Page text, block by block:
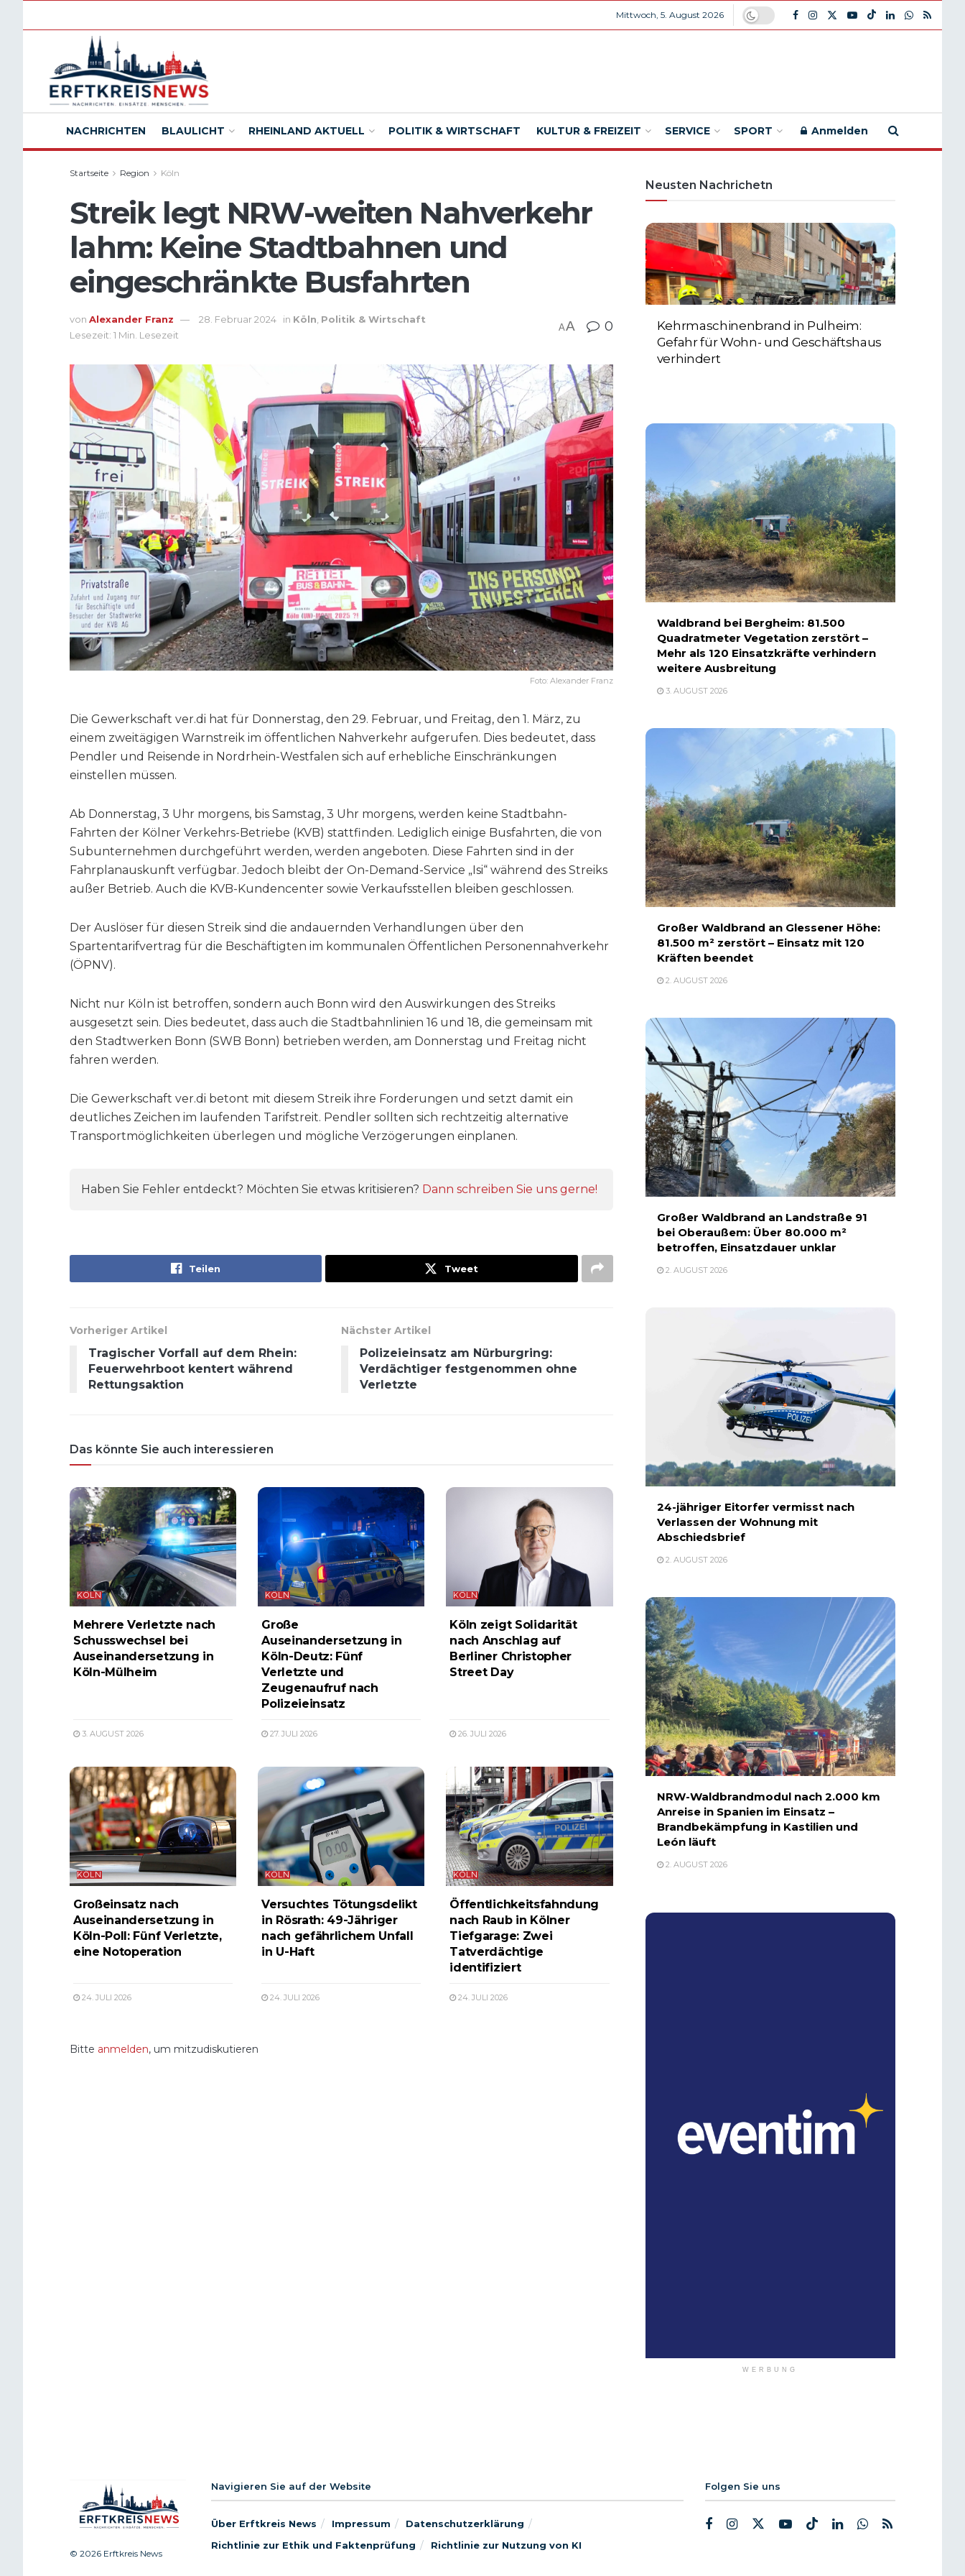
Mittwoch, 5. August 2026
NACHRICHTEN BLAULICHT RHEINLAND AKTUELL POLITIK & WIRTSCHAFT KULTUR & FREIZEIT SERVICE SPORT Anmelden
Startseite Region Köln
Streik legt NRW-weiten Nahverkehr
lahm: Keine Stadtbahnen und
eingeschränkte Busfahrten
von Alexander Franz 28. Februar 2024 in Köln Politik & Wirtschaft
Lesezeit: 1 Min. Lesezeit
AA 0
Foto: Alexander Franz
Die Gewerkschaft ver.di hat für Donnerstag, den 29. Februar, und Freitag, den 1. März, zu
einem zweitägigen Warnstreik im öffentlichen Nahverkehr aufgerufen. Dies bedeutet, dass
Pendler und Reisende in Nordrhein-Westfalen sich auf erhebliche Einschränkungen
einstellen müssen.
Ab Donnerstag, 3 Uhr morgens, bis Samstag, 3 Uhr morgens, werden keine Stadtbahn-
Fahrten der Kölner Verkehrs-Betriebe (KVB) stattfinden. Lediglich einige Busfahrten, die von
Subunternehmen durchgeführt werden, werden angeboten. Diese Fahrten sind in der
Fahrplanauskunft verfügbar. Jedoch bleibt der On-Demand-Service „Isi“ während des Streiks
außer Betrieb. Auch die KVB-Kundencenter sowie Verkaufsstellen bleiben geschlossen.
Der Auslöser für diesen Streik sind die andauernden Verhandlungen über den
Spartentarifvertrag für die Beschäftigten im kommunalen Öffentlichen Personennahverkehr
(ÖPNV).
Nicht nur Köln ist betroffen, sondern auch Bonn wird den Auswirkungen des Streiks
ausgesetzt sein. Dies bedeutet, dass auch die Stadtbahnlinien 16 und 18, die gemeinsam mit
den Stadtwerken Bonn (SWB Bonn) betrieben werden, am Donnerstag und Freitag nicht
fahren werden.
Die Gewerkschaft ver.di betont mit diesem Streik ihre Forderungen und setzt damit ein
deutliches Zeichen im laufenden Tarifstreit. Pendler sollten sich rechtzeitig alternative
Transportmöglichkeiten überlegen und mögliche Verzögerungen einplanen.
Haben Sie Fehler entdeckt? Möchten Sie etwas kritisieren? Dann schreiben Sie uns gerne!
Teilen Tweet
Vorheriger Artikel
Tragischer Vorfall auf dem Rhein:
Feuerwehrboot kentert während
Rettungsaktion
Nächster Artikel
Polizeieinsatz am Nürburgring:
Verdächtiger festgenommen ohne
Verletzte
Das könnte Sie auch interessieren
KÖLN
Mehrere Verletzte nach
Schusswechsel bei
Auseinandersetzung in
Köln-Mülheim
3. AUGUST 2026
KÖLN
Große
Auseinandersetzung in
Köln-Deutz: Fünf
Verletzte und
Zeugenaufruf nach
Polizeieinsatz
27. JULI 2026
KÖLN
Köln zeigt Solidarität
nach Anschlag auf
Berliner Christopher
Street Day
26. JULI 2026
KÖLN
Großeinsatz nach
Auseinandersetzung in
Köln-Poll: Fünf Verletzte,
eine Notoperation
24. JULI 2026
KÖLN
Versuchtes Tötungsdelikt
in Rösrath: 49-Jähriger
nach gefährlichem Unfall
in U-Haft
24. JULI 2026
KÖLN
Öffentlichkeitsfahndung
nach Raub in Kölner
Tiefgarage: Zwei
Tatverdächtige
identifiziert
24. JULI 2026
Bitte anmelden, um mitzudiskutieren
Neusten Nachrichetn
Kehrmaschinenbrand in Pulheim:
Gefahr für Wohn- und Geschäftshaus
verhindert
Waldbrand bei Bergheim: 81.500
Quadratmeter Vegetation zerstört –
Mehr als 120 Einsatzkräfte verhindern
weitere Ausbreitung
3. AUGUST 2026
Großer Waldbrand an Glessener Höhe:
81.500 m² zerstört – Einsatz mit 120
Kräften beendet
2. AUGUST 2026
Großer Waldbrand an Landstraße 91
bei Oberaußem: Über 80.000 m²
betroffen, Einsatzdauer unklar
2. AUGUST 2026
24-jähriger Eitorfer vermisst nach
Verlassen der Wohnung mit
Abschiedsbrief
2. AUGUST 2026
NRW-Waldbrandmodul nach 2.000 km
Anreise in Spanien im Einsatz –
Brandbekämpfung in Kastilien und
León läuft
2. AUGUST 2026
WERBUNG
© 2026 Erftkreis News
Navigieren Sie auf der Website
Über Erftkreis News Impressum
Datenschutzerklärung
Richtlinie zur Ethik und Faktenprüfung
Richtlinie zur Nutzung von KI
Folgen Sie uns